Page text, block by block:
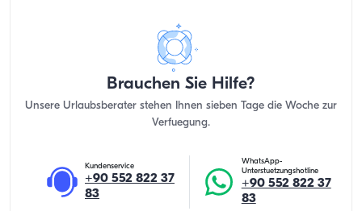
Brauchen Sie Hilfe?
Unsere Urlaubsberater stehen Ihnen sieben Tage die Woche zur
Verfuegung.
Kundenservice
+90 552 822 37
83
WhatsApp-
Unterstuetzungshotline
+90 552 822 37
83